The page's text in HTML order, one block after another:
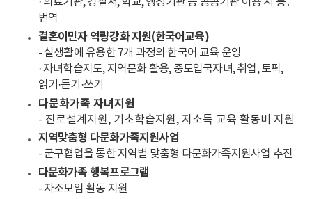
번역
결혼이민자 역량강화 지원(한국어교육)
- 실생활에 유용한 7개 과정의 한국어 교육 운영
· 자녀학습지도, 지역문화 활용, 중도입국자녀, 취업, 토픽,
읽기·듣기·쓰기
다문화가족 자녀지원
- 진로설계지원, 기초학습지원, 저소득 교육 활동비 지원
지역맞춤형 다문화가족지원사업
- 군구협업을 통한 지역별 맞춤형 다문화가족지원사업 추진
다문화가족 행복프로그램
- 자조모임 활동 지원